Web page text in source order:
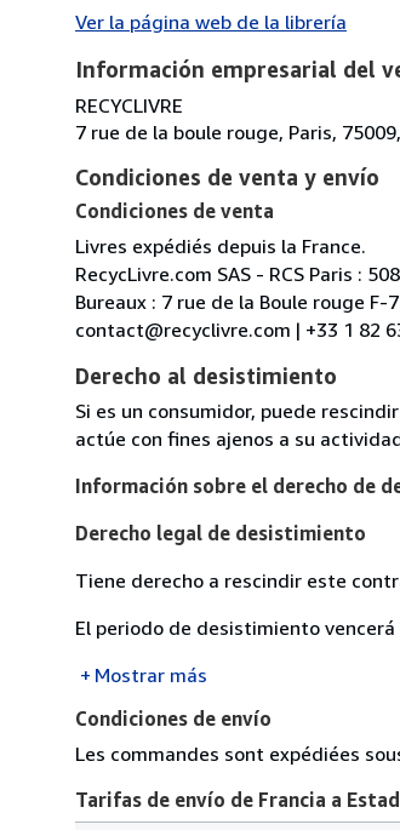
Ver la página web de la librería
Información empresarial del
RECYCLIVRE
7 rue de la boule rouge, Paris,
Condiciones de venta y envío
Condiciones de venta
Livres expédiés depuis la France.
RecycLivre.com SAS - RCS Paris :
Bureaux : 7 rue de la Boule rouge F-
contact@recyclivre.com | +33 1 82
Derecho al desistimiento
Si es un consumidor, puede
actúe con fines ajenos a su
Información sobre el derecho de
Derecho legal de desistimiento
Tiene derecho a rescindir este
El periodo de desistimiento
Mostrar más
Condiciones de envío
Les commandes sont expédiées
Tarifas de envío de Francia a